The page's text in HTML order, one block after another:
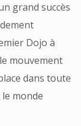
grand succès
Dojo à
mouvement
dans toute
monde